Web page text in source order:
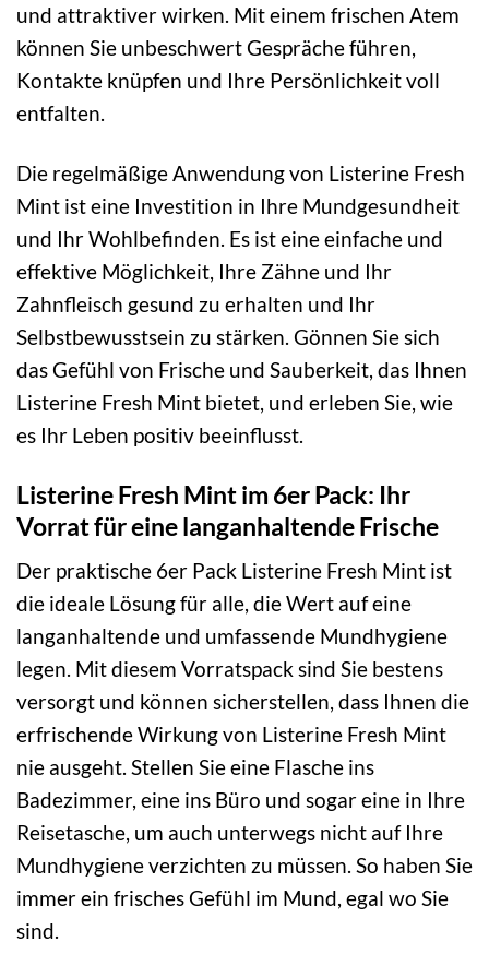
und attraktiver wirken. Mit einem frischen Atem
können Sie unbeschwert Gespräche führen,
Kontakte knüpfen und Ihre Persönlichkeit voll
entfalten.
Die regelmäßige Anwendung von Listerine Fresh
Mint ist eine Investition in Ihre Mundgesundheit
und Ihr Wohlbefinden. Es ist eine einfache und
effektive Möglichkeit, Ihre Zähne und Ihr
Zahnfleisch gesund zu erhalten und Ihr
Selbstbewusstsein zu stärken. Gönnen Sie sich
das Gefühl von Frische und Sauberkeit, das Ihnen
Listerine Fresh Mint bietet, und erleben Sie, wie
es Ihr Leben positiv beeinflusst.
Listerine Fresh Mint im 6er Pack: Ihr
Vorrat für eine langanhaltende Frische
Der praktische 6er Pack Listerine Fresh Mint ist
die ideale Lösung für alle, die Wert auf eine
langanhaltende und umfassende Mundhygiene
legen. Mit diesem Vorratspack sind Sie bestens
versorgt und können sicherstellen, dass Ihnen die
erfrischende Wirkung von Listerine Fresh Mint
nie ausgeht. Stellen Sie eine Flasche ins
Badezimmer, eine ins Büro und sogar eine in Ihre
Reisetasche, um auch unterwegs nicht auf Ihre
Mundhygiene verzichten zu müssen. So haben Sie
immer ein frisches Gefühl im Mund, egal wo Sie
sind.